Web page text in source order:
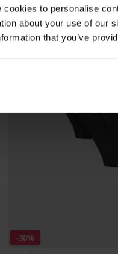
cookies to personalise
about your use of our
that you’ve
-30%